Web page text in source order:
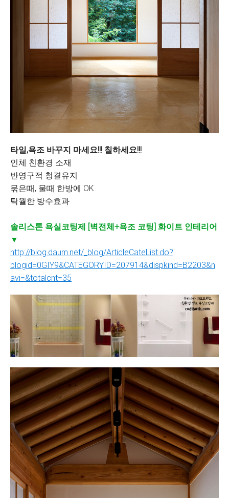
타일,욕조 바꾸지 마세요!!! 칠하세요!!!
인체 친환경 소재
반영구적 청결유지
묶은때, 물때 한방에 OK
탁월한 방수효과
솔리스톤 욕실코팅제 [벽전체+욕조 코팅] 화이트 인테리어
▼
http://blog.daum.net/_blog/ArticleCateList.do?
blogid=0GIY9&CATEGORYID=207914&dispkind=B2203&n
avi=&totalcnt=35